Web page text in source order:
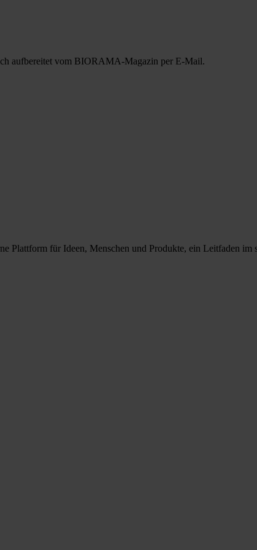
aufbereitet vom BIORAMA-Magazin per E-Mail.
Plattform für Ideen, Menschen und Produkte, ein Leitfaden